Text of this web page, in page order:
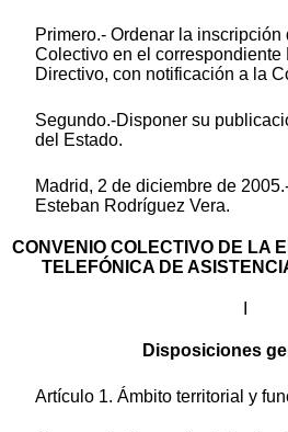
Primero.- Ordenar la
Colectivo en el correspondiente
Directivo, con notificación a la
Segundo.-Disponer su
del Estado.
Madrid, 2 de diciembre de
Esteban Rodríguez Vera.
CONVENIO COLECTIVO DE LA
TELEFÓNICA DE
Disposiciones
Artículo 1. Ámbito territorial y